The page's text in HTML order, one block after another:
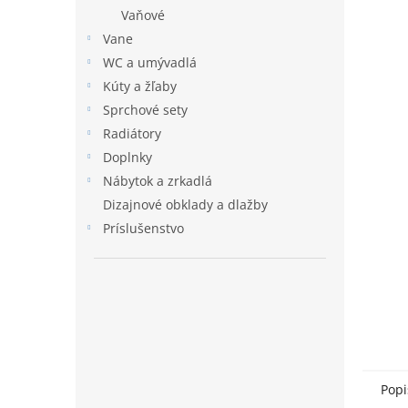
Vaňové
Vane
WC a umývadlá
Kúty a žľaby
Sprchové sety
Radiátory
Doplnky
Nábytok a zrkadlá
Dizajnové obklady a dlažby
Príslušenstvo